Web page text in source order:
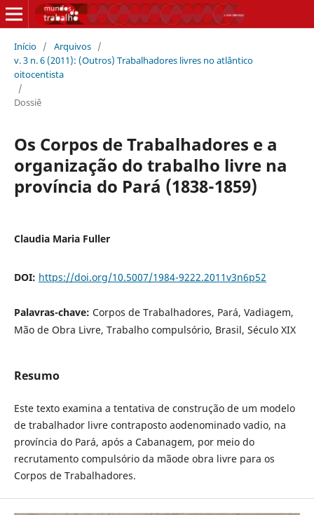
Início / Arquivos /
v. 3 n. 6 (2011): (Outros) Trabalhadores livres no atlântico
oitocentista
/
Dossiê
Os Corpos de Trabalhadores e a
organização do trabalho livre na
província do Pará (1838-1859)
Claudia Maria Fuller
DOI: https://doi.org/10.5007/1984-9222.2011v3n6p52
Palavras-chave: Corpos de Trabalhadores, Pará, Vadiagem,
Mão de Obra Livre, Trabalho compulsório, Brasil, Século XIX
Resumo
Este texto examina a tentativa de construção de um modelo
de trabalhador livre contraposto aodenominado vadio, na
província do Pará, após a Cabanagem, por meio do
recrutamento compulsório da mãode obra livre para os
Corpos de Trabalhadores.